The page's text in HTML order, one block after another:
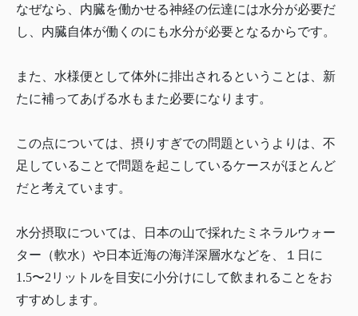
なぜなら、内臓を働かせる神経の伝達には水分が必要だ
し、内臓自体が働くのにも水分が必要となるからです。
また、水様便として体外に排出されるということは、新
たに補ってあげる水もまた必要になります。
この点については、摂りすぎでの問題というよりは、不
足していることで問題を起こしているケースがほとんど
だと考えています。
水分摂取については、日本の山で採れたミネラルウォー
ター（軟水）や日本近海の海洋深層水などを、１日に
1.5〜2リットルを目安に小分けにして飲まれることをお
すすめします。